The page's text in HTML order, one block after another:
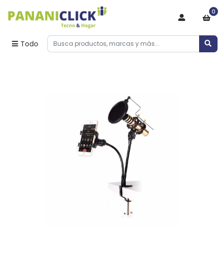
Todo
0